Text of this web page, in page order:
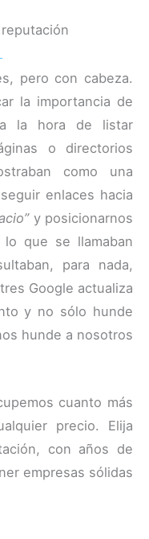
pero con cabeza.
la importancia de
la hora de listar
o directorios
como una
enlaces hacia
y posicionarnos
que se llamaban
para nada,
Google actualiza
y no sólo hunde
hunde a nosotros
cuanto más
precio. Elija
con años de
empresas sólidas